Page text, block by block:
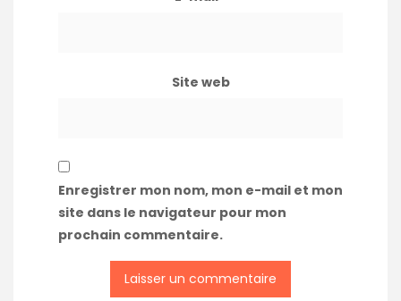
Site web
Enregistrer mon nom, mon e-mail et mon
site dans le navigateur pour mon
prochain commentaire.